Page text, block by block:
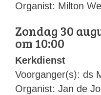
Organist: Milton
Zondag 30
om 10:00
Kerkdienst
Voorganger(s): ds
Organist: Jan de